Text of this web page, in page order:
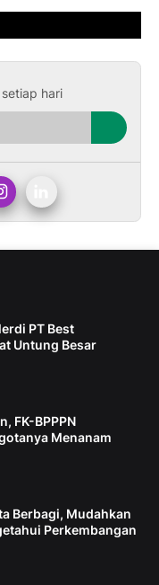
hari
PT Best
Untung Besar
FK-BPPPN
Menanam
Berbagi, Mudahkan
Perkembangan